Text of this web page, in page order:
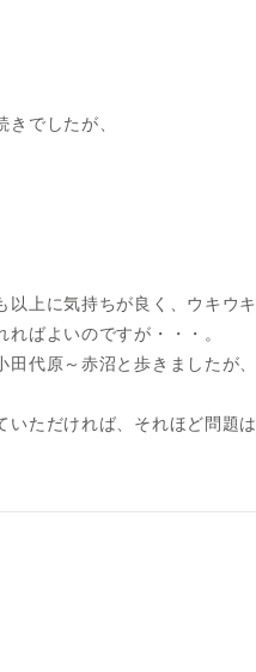
でしたが、
上に気持ちが良く、ウキウ
ばよいのですが・・・。
田代原～赤沼と歩きましたが
ただければ、それほど問題